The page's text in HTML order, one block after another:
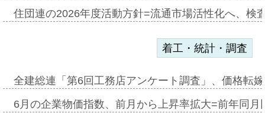
住団連の2026年度活動方針=流通市場活性化へ、検
着工・統計・調査
全建総連「第6回工務店アンケート調査」、価格転
6月の企業物価指数、前月から上昇率拡大=前年同